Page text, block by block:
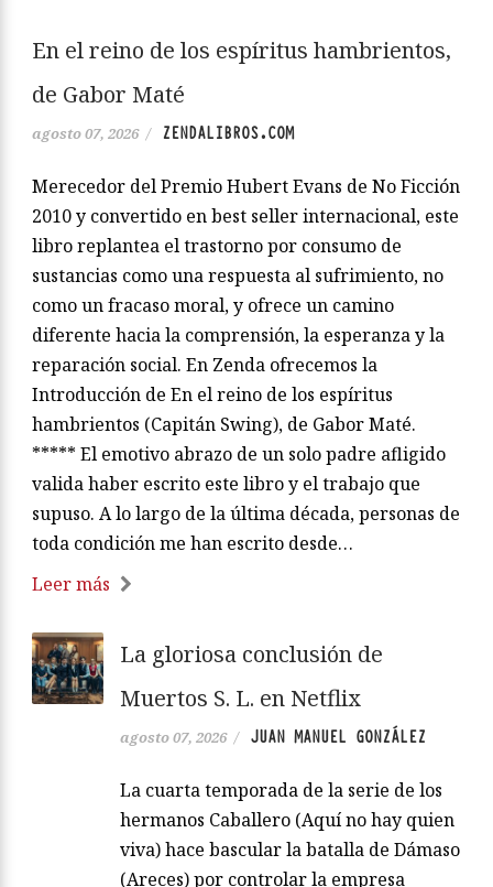
En el reino de los espíritus hambrientos,
de Gabor Maté
agosto 07, 2026 / ZENDALIBROS.COM
Merecedor del Premio Hubert Evans de No Ficción
2010 y convertido en best seller internacional, este
libro replantea el trastorno por consumo de
sustancias como una respuesta al sufrimiento, no
como un fracaso moral, y ofrece un camino
diferente hacia la comprensión, la esperanza y la
reparación social. En Zenda ofrecemos la
Introducción de En el reino de los espíritus
hambrientos (Capitán Swing), de Gabor Maté.
***** El emotivo abrazo de un solo padre afligido
valida haber escrito este libro y el trabajo que
supuso. A lo largo de la última década, personas de
toda condición me han escrito desde…
Leer más
La gloriosa conclusión de
Muertos S. L. en Netflix
agosto 07, 2026 / JUAN MANUEL GONZÁLEZ
La cuarta temporada de la serie de los
hermanos Caballero (Aquí no hay quien
viva) hace bascular la batalla de Dámaso
(Areces) por controlar la empresa